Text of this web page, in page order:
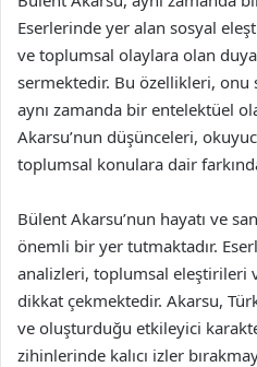
Eserlerinde yer alan sosyal
ve toplumsal olaylara olan
sermektedir. Bu özellikleri, onu
aynı zamanda bir entelektüel
Akarsu’nun düşünceleri,
toplumsal konulara dair
Bülent Akarsu’nun hayatı ve
önemli bir yer tutmaktadır.
analizleri, toplumsal eleştirileri
dikkat çekmektedir. Akarsu,
ve oluşturduğu etkileyici
zihinlerinde kalıcı izler